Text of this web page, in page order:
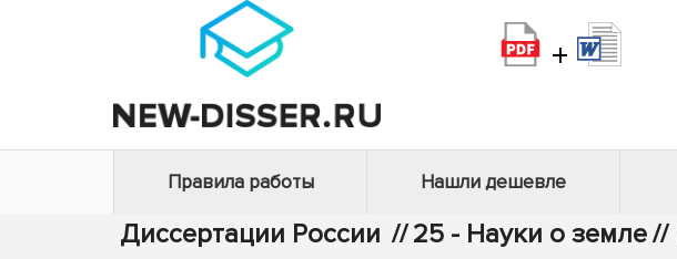
+
Правила работы Нашли дешевле
Диссертации России // 25 - Науки о земле//